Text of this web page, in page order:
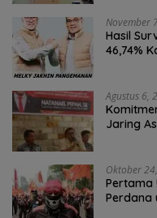
November
Hasil
46,74%
Agustus 6,
Jaring
Oktober
Pertama
Perdana